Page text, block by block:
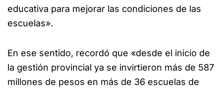
educativa para mejorar las condiciones de las
escuelas».
En ese sentido, recordó que «desde el inicio de
la gestión provincial ya se invirtieron más de 587
millones de pesos en más de 36 escuelas de